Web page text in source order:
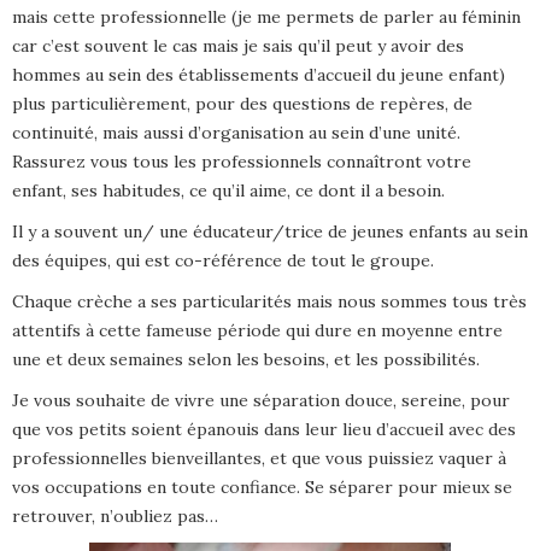
mais cette professionnelle (je me permets de parler au féminin
car c’est souvent le cas mais je sais qu’il peut y avoir des
hommes au sein des établissements d’accueil du jeune enfant)
plus particulièrement, pour des questions de repères, de
continuité, mais aussi d’organisation au sein d’une unité.
Rassurez vous tous les professionnels connaîtront votre
enfant, ses habitudes, ce qu’il aime, ce dont il a besoin.
Il y a souvent un/ une éducateur/trice de jeunes enfants au sein
des équipes, qui est co-référence de tout le groupe.
Chaque crèche a ses particularités mais nous sommes tous très
attentifs à cette fameuse période qui dure en moyenne entre
une et deux semaines selon les besoins, et les possibilités.
Je vous souhaite de vivre une séparation douce, sereine, pour
que vos petits soient épanouis dans leur lieu d’accueil avec des
professionnelles bienveillantes, et que vous puissiez vaquer à
vos occupations en toute confiance. Se séparer pour mieux se
retrouver, n’oubliez pas…